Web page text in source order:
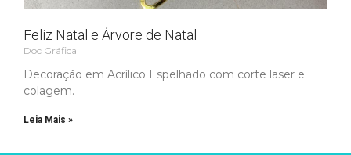
Feliz Natal e Árvore de Natal
Doc Gráfica
Decoração em Acrílico Espelhado com corte laser e
colagem.
Leia Mais »